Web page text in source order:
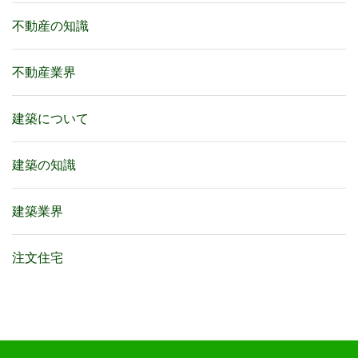
不動産の知識
不動産業界
建築について
建築の知識
建築業界
注文住宅